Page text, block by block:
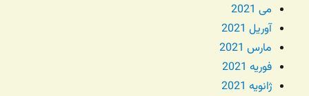
می 2021
آوریل 2021
مارس 2021
فوریه 2021
ژانویه 2021